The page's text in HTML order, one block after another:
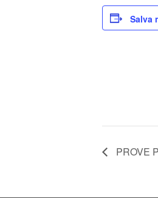
Salva
PROVE